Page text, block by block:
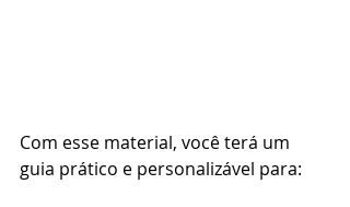
Com esse material, você terá um
guia prático e personalizável para: